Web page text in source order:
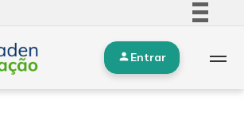
Simplifique!
Comunica BR
Entrar